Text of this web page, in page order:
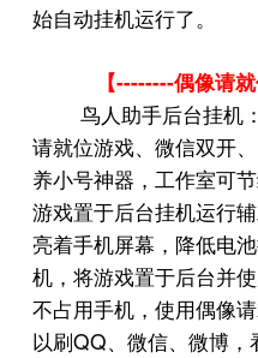
始自动挂机运行了。
【--------偶像请
鸟人助手后台挂机
请就位游戏、微信双开
养小号神器，工作室可
游戏置于后台挂机运行
亮着手机屏幕，降低电
机，将游戏置于后台并
不占用手机，使用偶像
以刷QQ、微信、微博，